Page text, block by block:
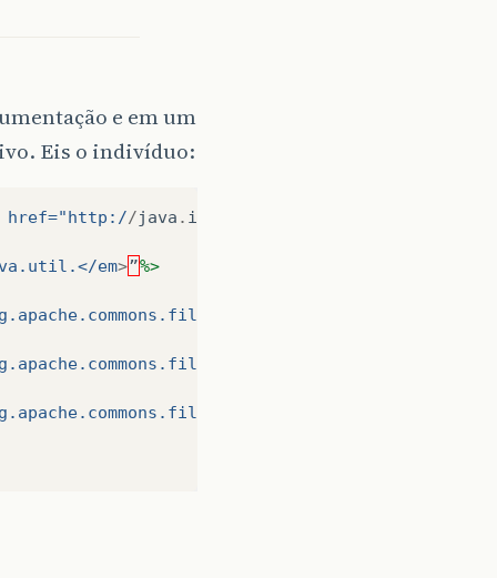
e em um
Eis o indivíduo:
href="http://java . io
em>”%>
em